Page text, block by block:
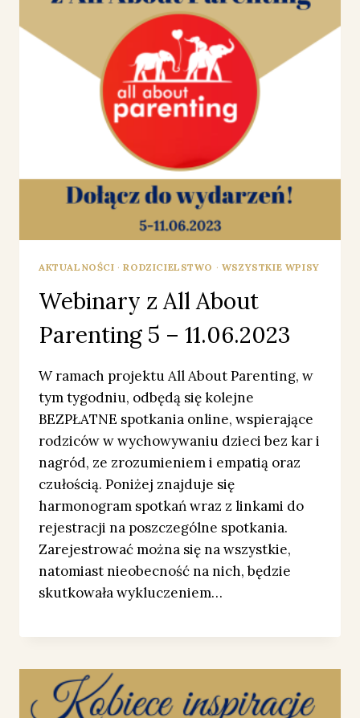
AKTUALNOŚCI ·RODZICIELSTWO · WSZYSTKIE WPISY
Webinary z All About
Parenting 5 – 11.06.2023
W ramach projektu All About Parenting, w
tym tygodniu, odbędą się kolejne
BEZPŁATNE spotkania online, wspierające
rodziców w wychowywaniu dzieci bez kar i
nagród, ze zrozumieniem i empatią oraz
czułością. Poniżej znajduje się
harmonogram spotkań wraz z linkami do
rejestracji na poszczególne spotkania.
Zarejestrować można się na wszystkie,
natomiast nieobecność na nich, będzie
skutkowała wykluczeniem…